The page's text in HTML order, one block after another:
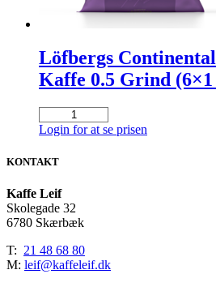
Löfbergs
Kaffe 0.5 Grind (6×1
Löfbergs
Continental
Malet
0.5
Grind
(6x1
kg.)
antal
Login for at se prisen
KONTAKT
Kaffe Leif
Skolegade 32
6780 Skærbæk
T: 21 48 68 80
M: leif@kaffeleif.dk